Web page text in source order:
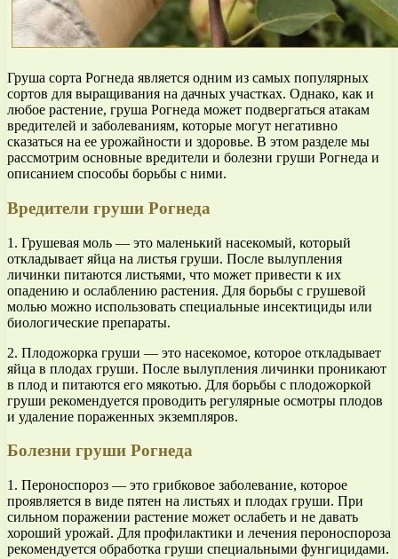
Груша сорта Рогнеда является одним из самых популярных
сортов для выращивания на дачных участках. Однако, как и
любое растение, груша Рогнеда может подвергаться атакам
вредителей и заболеваниям, которые могут негативно
сказаться на ее урожайности и здоровье. В этом разделе мы
рассмотрим основные вредители и болезни груши Рогнеда и
описанием способы борьбы с ними.
Вредители груши Рогнеда
1. Грушевая моль — это маленький насекомый, который
откладывает яйца на листья груши. После вылупления
личинки питаются листьями, что может привести к их
опадению и ослаблению растения. Для борьбы с грушевой
молью можно использовать специальные инсектициды или
биологические препараты.
2. Плодожорка груши — это насекомое, которое откладывает
яйца в плодах груши. После вылупления личинки проникают
в плод и питаются его мякотью. Для борьбы с плодожоркой
груши рекомендуется проводить регулярные осмотры плодов
и удаление пораженных экземпляров.
Болезни груши Рогнеда
1. Пероноспороз — это грибковое заболевание, которое
проявляется в виде пятен на листьях и плодах груши. При
сильном поражении растение может ослабеть и не давать
хороший урожай. Для профилактики и лечения пероноспороза
рекомендуется обработка груши специальными фунгицидами.